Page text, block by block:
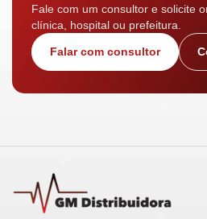
Fale com um consultor e solicite
clínica, hospital ou prefeitura.
Falar com consultor